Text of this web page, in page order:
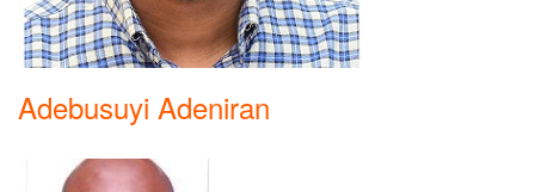
Adebusuyi Adeniran